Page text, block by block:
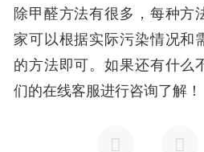
除甲醛方法有很多，每种方
家可以根据实际污染情况和
的方法即可。如果还有什么
们的在线客服进行咨询了解！